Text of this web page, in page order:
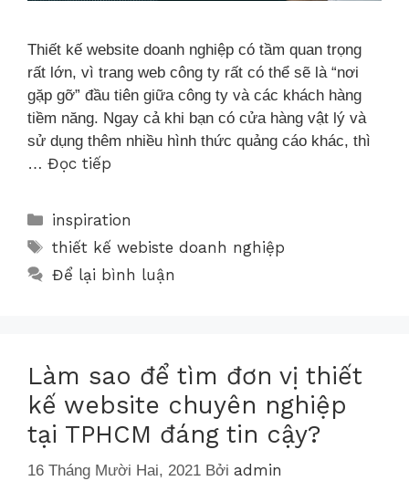
Thiết kế website doanh nghiệp có tầm quan trọng
rất lớn, vì trang web công ty rất có thể sẽ là “nơi
gặp gỡ” đầu tiên giữa công ty và các khách hàng
tiềm năng. Ngay cả khi bạn có cửa hàng vật lý và
sử dụng thêm nhiều hình thức quảng cáo khác, thì
… Đọc tiếp
inspiration
thiết kế webiste doanh nghiệp
Để lại bình luận
Làm sao để tìm đơn vị thiết
kế website chuyên nghiệp
tại TPHCM đáng tin cậy?
16 Tháng Mười Hai, 2021 Bởi admin